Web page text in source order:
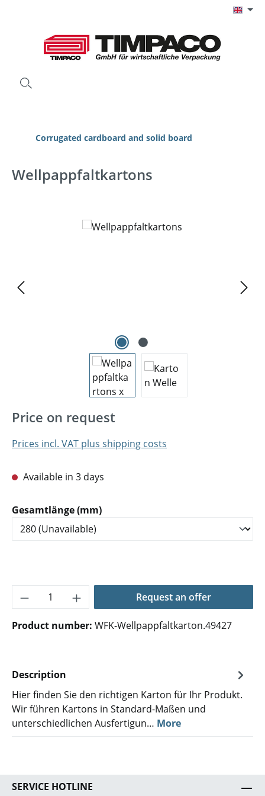
Corrugated cardboard and solid board
Wellpappfaltkartons
Skip image gallery
Price on request
Prices incl. VAT plus shipping costs
Available in 3 days
Select
Gesamtlänge (mm)
Product Quantity: Enter the desired
Request an offer
Product number: WFK-Wellpappfaltkarton.49427
Description
Hier finden Sie den richtigen Karton für Ihr Produkt.
Wir führen Kartons in Standard-Maßen und
unterschiedlichen Ausfertigun… More
SERVICE HOTLINE